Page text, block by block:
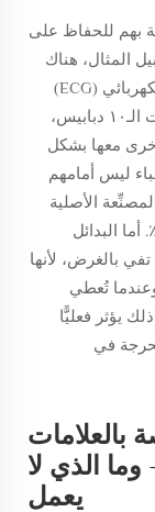
بهم للحفاظ على
المثال، هناك
شركة كبرى مصنِّعة لمراقبات تخطيط القلب الكهربائي (ECG)
تستخدم عمدًا قطبية معكوسة في موصلاتها ذات الـ١٠ دبابيس،
معها بشكل
ليس أمامهم
الأصلية
للأجهزة، رغم أن سعرها أعلى بنسبة تقارب ٤٠٪. أما البدائل
بالغرض، لأنها
تُعطي
يؤثر فعليًّا
في
بالعلامات
وما الذي لا
يعمل